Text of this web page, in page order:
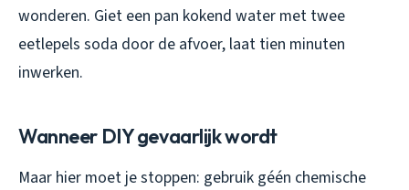
wonderen. Giet een pan kokend water met twee
eetlepels soda door de afvoer, laat tien minuten
inwerken.
Wanneer DIY gevaarlijk wordt
Maar hier moet je stoppen: gebruik géén chemische